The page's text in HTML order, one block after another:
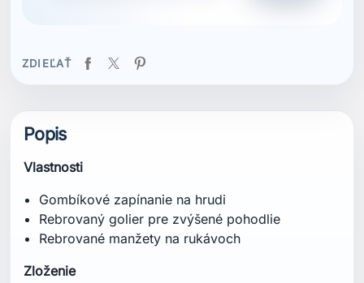
ZDIEĽAŤ
Popis
Vlastnosti
Gombíkové zapínanie na hrudi
Rebrovaný golier pre zvýšené pohodlie
Rebrované manžety na rukávoch
Zloženie